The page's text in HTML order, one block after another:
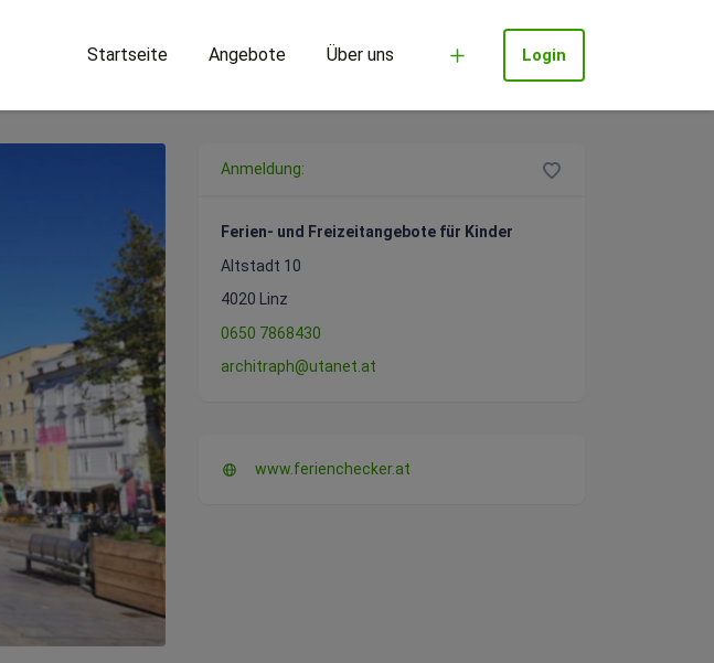
Startseite Angebote Über uns Login
Anmeldung:
Ferien- und Freizeitangebote für Kinder
Altstadt 10
4020 Linz
0650 7868430
architraph@utanet.at
www.ferienchecker.at